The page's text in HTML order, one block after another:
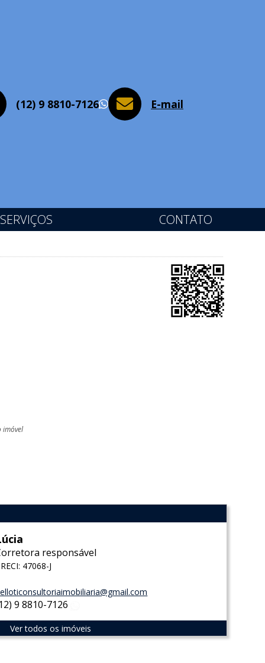
(12) 9 8810-7126 WhatsApp
E-mail
SERVIÇOS CONTATO
imóvel
responsável
47068-J
9 8810-7126
Ver todos os imóveis